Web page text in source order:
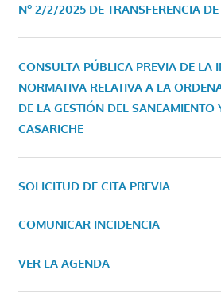
Nº 2/2/2025 DE TRANSFERENCIA DE
CONSULTA PÚBLICA PREVIA DE LA
NORMATIVA RELATIVA A LA
DE LA GESTIÓN DEL SANEAMIENTO
CASARICHE
SOLICITUD DE CITA PREVIA
COMUNICAR INCIDENCIA
VER LA AGENDA